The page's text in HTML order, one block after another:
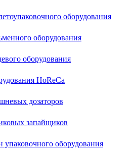
оборудования
оборудования
оборудования
HoReCa
дозаторов
запайщиков
упаковочного оборудования